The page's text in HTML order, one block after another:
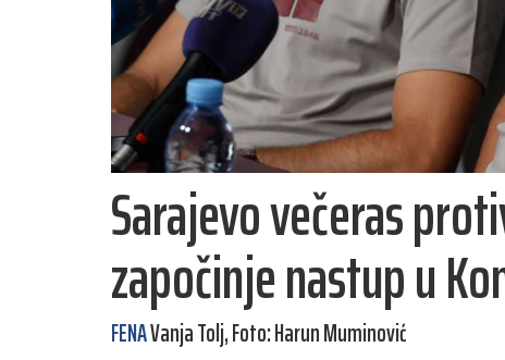
Sarajevo večeras
započinje nastup u
FENAVanja Tolj, Foto: Harun Muminović